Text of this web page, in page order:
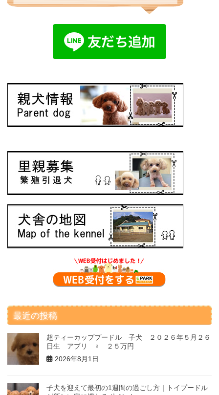
最近の投稿
超ティーカッププードル 子犬 ２０２６年５月２６
日生 アプリ ♀ ２５万円
2026年8月1日
子犬を迎えて最初の1週間の過ごし方｜トイプードル